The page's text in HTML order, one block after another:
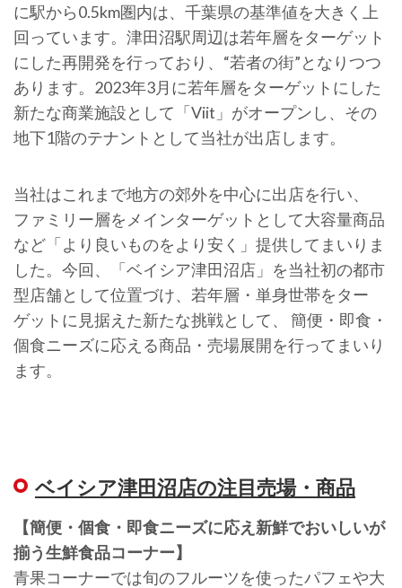
に駅から0.5km圏内は、千葉県の基準値を大きく上
回っています。津田沼駅周辺は若年層をターゲット
にした再開発を行っており、“若者の街”となりつつ
あります。2023年3月に若年層をターゲットにした
新たな商業施設として「Viit」がオープンし、その
地下1階のテナントとして当社が出店します。
当社はこれまで地方の郊外を中心に出店を行い、
ファミリー層をメインターゲットとして大容量商品
など「より良いものをより安く」提供してまいりま
した。今回、「ベイシア津田沼店」を当社初の都市
型店舗として位置づけ、若年層・単身世帯をター
ゲットに見据えた新たな挑戦として、 簡便・即食・
個食ニーズに応える商品・売場展開を行ってまいり
ます。
ベイシア津田沼店の注目売場・商品
【簡便・個食・即食ニーズに応え新鮮でおいしいが
揃う生鮮食品コーナー】
青果コーナーでは旬のフルーツを使ったパフェや大